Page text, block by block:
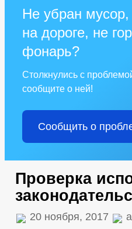
Не убран
на дороге, не
фонарь?
Столкнулись с
сообщите о ней!
Сообщить о
Проверка
20 ноября, 2017